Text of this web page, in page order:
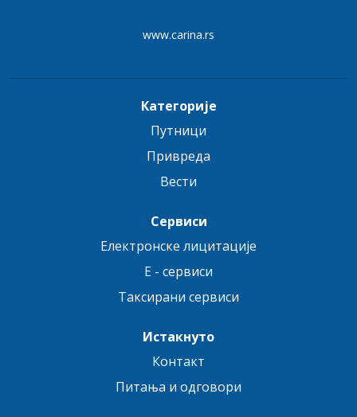
www.carina.rs
Категорије
Путници
Привреда
Вести
Сервиси
Електронске лицитације
E - сервиси
Таксирани сервиси
Истакнуто
Контакт
Питања и одговори